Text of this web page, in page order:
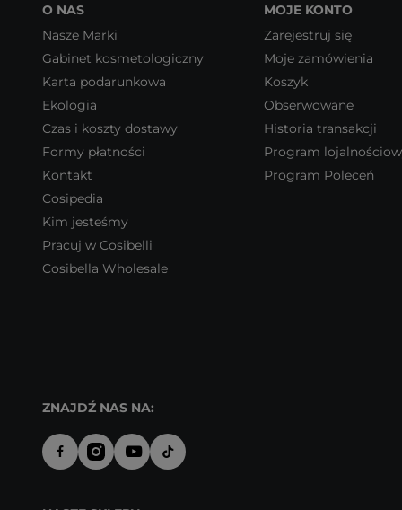
O NAS
Nasze Marki
Gabinet kosmetologiczny
Karta podarunkowa
Ekologia
Czas i koszty dostawy
Formy płatności
Kontakt
Cosipedia
Kim jesteśmy
Pracuj w Cosibelli
Cosibella Wholesale
MOJE KONTO
Zarejestruj się
Moje zamówienia
Koszyk
Obserwowane
Historia transakcji
Program
Program Poleceń
ZNAJDŹ NAS NA: